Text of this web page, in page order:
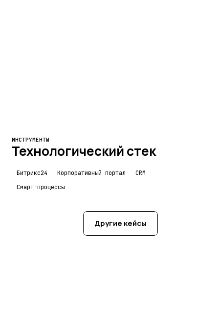
ИНСТРУМЕНТЫ
Технологический стек
Битрикс24 Корпоративный портал
CRM
Смарт-процессы
Другие кейсы